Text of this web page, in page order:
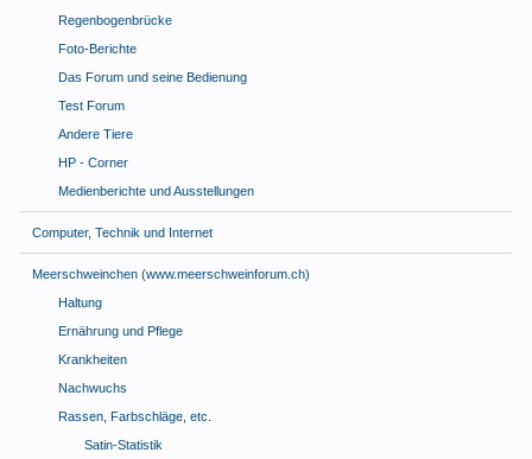
Regenbogenbrücke
Foto-Berichte
Das Forum und seine Bedienung
Test Forum
Andere Tiere
HP - Corner
Medienberichte und Ausstellungen
Computer, Technik und Internet
Meerschweinchen (www.meerschweinforum.ch)
Haltung
Ernährung und Pflege
Krankheiten
Nachwuchs
Rassen, Farbschläge, etc.
Satin-Statistik